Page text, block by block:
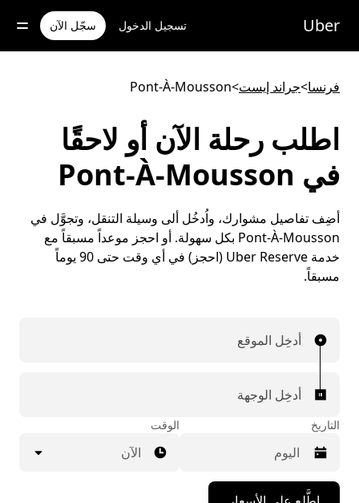
للوصول
المحتوى
Uber تسجيل الدخول سجّل الآن
فرنسا>جراند إيست>
Pont-À-Mousson
اطلب رحلة الآن أو لاحقًا
في Pont-À-Mousson
أضِف تفاصيل مشوارك، واُدخُل ألى وسيلة التنقل، وتجوَّل في
Pont-À-Mousson بكل سهولة. أو احجز موعداً مسبقاً مع
خدمة Uber Reserve (احجز) في أي وقت حتى 90 يوماً
مسبقاً.
أدخِل الموقع
أدخِل الوجهة
التاريخ
اضغط
الوقت
الآن